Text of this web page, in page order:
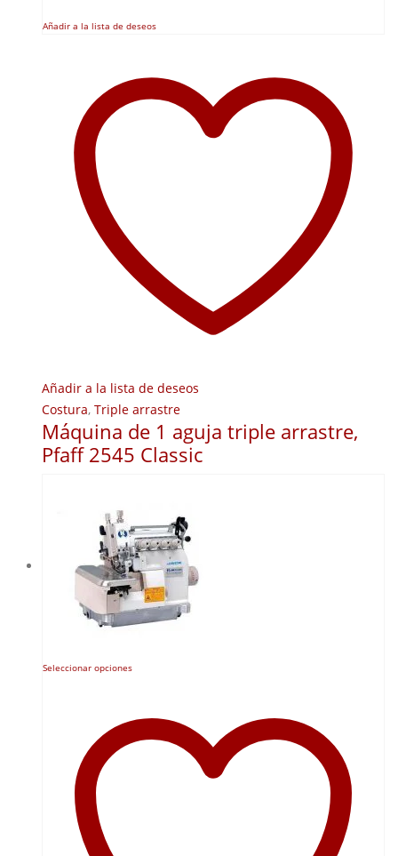
Añadir a la lista de deseos
Añadir a la lista de deseos
Costura, Triple arrastre
Máquina de 1 aguja triple arrastre,
Pfaff 2545 Classic
Seleccionar opcionesEste
variantes.
Las